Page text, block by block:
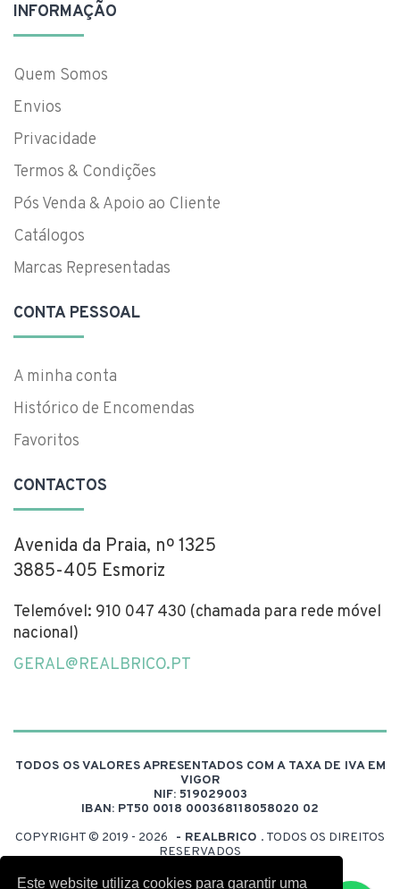
Este website utiliza cookies para garantir uma
INFORMAÇÃO
Quem Somos
Envios
Privacidade
Termos & Condições
Pós Venda & Apoio ao Cliente
Catálogos
Marcas Representadas
CONTA PESSOAL
A minha conta
Histórico de Encomendas
Favoritos
CONTACTOS
Avenida da Praia, nº 1325
3885-405 Esmoriz
Telemóvel: 910 047 430 (chamada para rede móvel
nacional)
GERAL@REALBRICO.PT
TODOS OS VALORES APRESENTADOS COM A TAXA DE IVA EM
VIGOR
NIF: 519029003
IBAN: PT50 0018 000368118058020 02
COPYRIGHT © 2019 - 2026 - REALBRICO . TODOS OS DIREITOS
RESERVADOS